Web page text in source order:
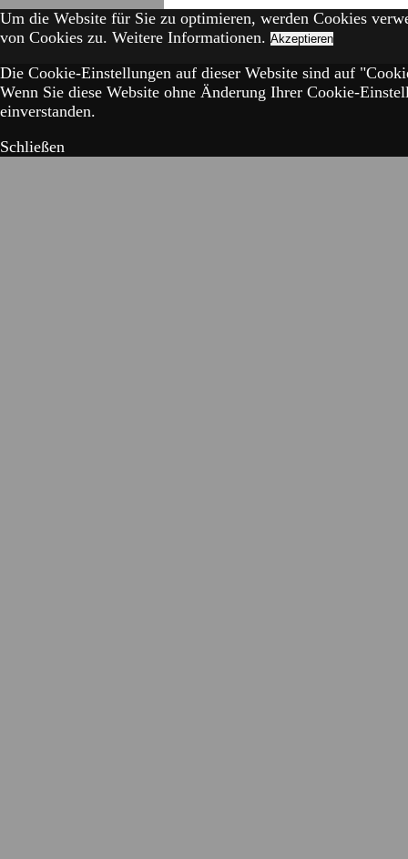
Um die Website für Sie zu optimieren, werden Cookies
von Cookies zu. Weitere Informationen. Akzeptieren
Die Cookie-Einstellungen auf dieser Website sind auf
Wenn Sie diese Website ohne Änderung Ihrer Cookie-
einverstanden.
Schließen